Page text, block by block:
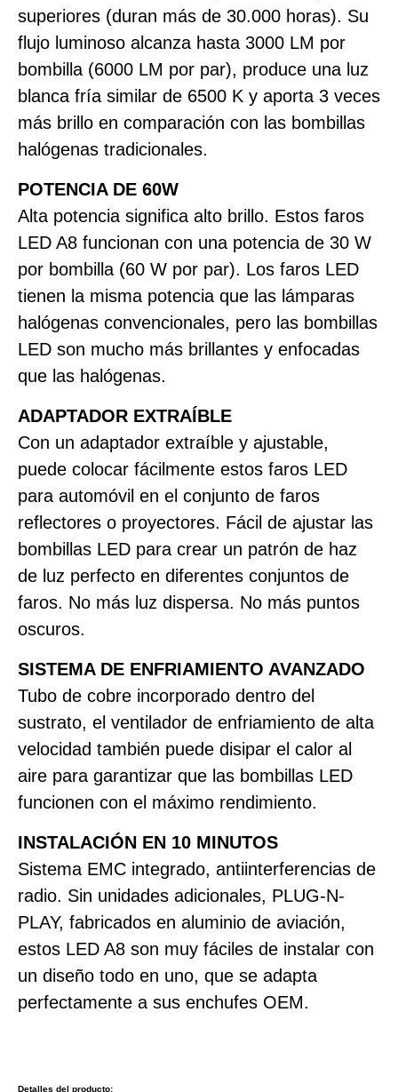
superiores (duran más de 30.000 horas). Su
flujo luminoso alcanza hasta 3000 LM por
bombilla (6000 LM por par), produce una luz
blanca fría similar de 6500 K y aporta 3 veces
más brillo en comparación con las bombillas
halógenas tradicionales.
POTENCIA DE 60W
Alta potencia significa alto brillo. Estos faros
LED A8 funcionan con una potencia de 30 W
por bombilla (60 W por par). Los faros LED
tienen la misma potencia que las lámparas
halógenas convencionales, pero las bombillas
LED son mucho más brillantes y enfocadas
que las halógenas.
ADAPTADOR EXTRAÍBLE
Con un adaptador extraíble y ajustable,
puede colocar fácilmente estos faros LED
para automóvil en el conjunto de faros
reflectores o proyectores. Fácil de ajustar las
bombillas LED para crear un patrón de haz
de luz perfecto en diferentes conjuntos de
faros. No más luz dispersa. No más puntos
oscuros.
SISTEMA DE ENFRIAMIENTO AVANZADO
Tubo de cobre incorporado dentro del
sustrato, el ventilador de enfriamiento de alta
velocidad también puede disipar el calor al
aire para garantizar que las bombillas LED
funcionen con el máximo rendimiento.
INSTALACIÓN EN 10 MINUTOS
Sistema EMC integrado, antiinterferencias de
radio. Sin unidades adicionales, PLUG-N-
PLAY, fabricados en aluminio de aviación,
estos LED A8 son muy fáciles de instalar con
un diseño todo en uno, que se adapta
perfectamente a sus enchufes OEM.
Detalles del producto: